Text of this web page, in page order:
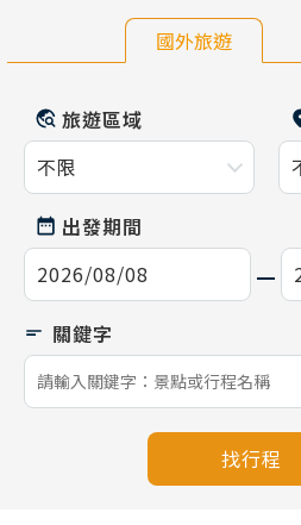
國外旅遊
旅遊區域
出發期間
找行程